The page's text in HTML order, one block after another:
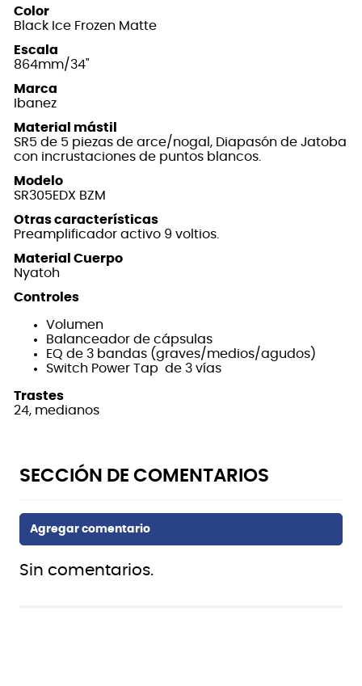
Color
Black Ice Frozen Matte
Escala
864mm/34"
Marca
Ibanez
Material mástil
SR5 de 5 piezas de arce/nogal, Diapasón de Jatoba
con incrustaciones de puntos blancos.
Modelo
SR305EDX BZM
Otras características
Preamplificador activo 9 voltios.
Material Cuerpo
Nyatoh
Controles
Volumen
Balanceador de cápsulas
EQ de 3 bandas (graves/medios/agudos)
Switch Power Tap de 3 vías
Trastes
24, medianos
Sin comentarios.